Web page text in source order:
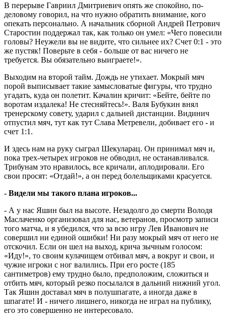
В перерыве Гавриил Дмитриевич опять же спокойно, по-
деловому говорил, на что нужно обратить внимание, кого
опекать персонально. А начальник сборной Андрей Петрович
Старостин поддержал так, как только он умел: «Чего повесили
головы? Неужели вы не видите, что сильнее их? Счет 0:1 - это
же пустяк! Поверьте в себя - больше от вас ничего не
требуется. Вы обязательно выиграете!».
Выходим на второй тайм. Дождь не утихает. Мокрый мяч
порой выписывает такие замысловатые фигуры, что трудно
угадать, куда он полетит. Качалин кричит: «Бейте, бейте по
воротам издалека! Не стесняйтесь!». Валя Бубукин внял
тренерскому совету, ударил с дальней дистанции. Видинич
отпустил мяч, тут как тут Слава Метревели, добивает его - и
счет 1:1.
И здесь нам на руку сыграл Шекуларац. Он принимал мяч и,
пока трех-четырех игроков не обводил, не останавливался.
Трибунам это нравилось, все кричали, аплодировали. Его
свои просят: «Отдай!», а он перед болельщиками красуется.
- Видели мы такого плана игроков...
- А у нас Яшин был на высоте. Незадолго до смерти Володя
Маслаченко организовал для нас, ветеранов, просмотр записи
того матча, и я убедился, что за всю игру Лев Иванович не
совершил ни единой ошибки! Ни разу мокрый мяч от него не
отскочил. Если он шел на выход, крича зычным голосом:
«Иду!», то своим кулачищем отбивал мяч, а вокруг и свои, и
чужие игроки с ног валились. При его росте (185
сантиметров) ему трудно было, предположим, сложиться и
отбить мяч, который резко посылался в дальний нижний угол.
Так Яшин доставал мяч в полушпагате, а иногда даже в
шпагате! И - ничего лишнего, никогда не играл на публику,
его это совершенно не интересовало.